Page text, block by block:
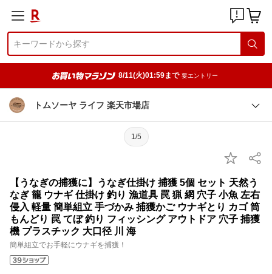
8/11(火)01:59まで 要エントリー
トムソーヤ ライフ 楽天市場店
1/5
【うなぎの捕獲に】うなぎ仕掛け 捕獲 5個 セット 天然う
なぎ 籠 ウナギ 仕掛け 釣り 漁道具 罠 猟 網 穴子 小魚 左右
侵入 軽量 簡単組立 手づかみ 捕獲かご ウナギとり カゴ 筒
もんどり 罠 てぼ 釣り フィッシング アウトドア 穴子 捕獲
機 プラスチック 大口径 川 海
簡単組立でお手軽にウナギを捕獲！